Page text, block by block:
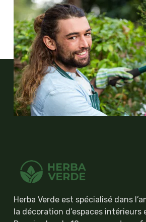
Herba Verde est spécialisé dans
la décoration d’espaces intérieurs